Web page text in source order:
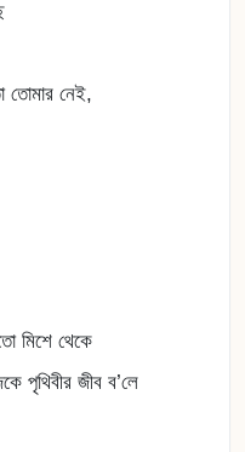
তোমার নেই,
মিশে থেকে
পৃথিবীর জীব ব’লে